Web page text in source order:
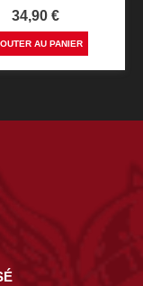
Prix
34,90 €
AU PANIER